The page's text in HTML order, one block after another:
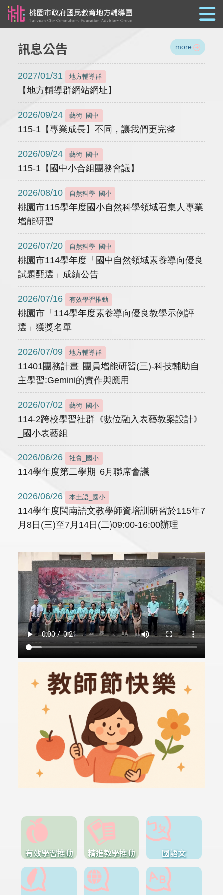
訊息公告 more
2027/01/31 地方輔導群
【地方輔導群網站網址】
2026/09/24 藝術_國中
115-1【專業成長】不同，讓我們更完整
2026/09/24 藝術_國中
115-1【國中小合組團務會議】
2026/08/10 自然科學_國小
桃園市115學年度國小自然科學領域召集人專業
增能研習
2026/07/20 自然科學_國中
桃園市114學年度「國中自然領域素養導向優良
試題甄選」成績公告
2026/07/16 有效學習推動
桃園市「114學年度素養導向優良教學示例評
選」獲獎名單
2026/07/09 地方輔導群
11401團務計畫 團員增能研習(三)-科技輔助自
主學習:Gemini的實作與應用
2026/07/02 藝術_國小
114-2跨校學習社群《數位融入表藝教案設計》
_國小表藝組
2026/06/26 社會_國小
114學年度第二學期 6月聯席會議
2026/06/26 本土語_國小
114學年度閩南語文教學師資培訓研習於115年7
月8日(三)至7月14日(二)09:00-16:00辦理
有效學習推動 精進教學推動 國語文